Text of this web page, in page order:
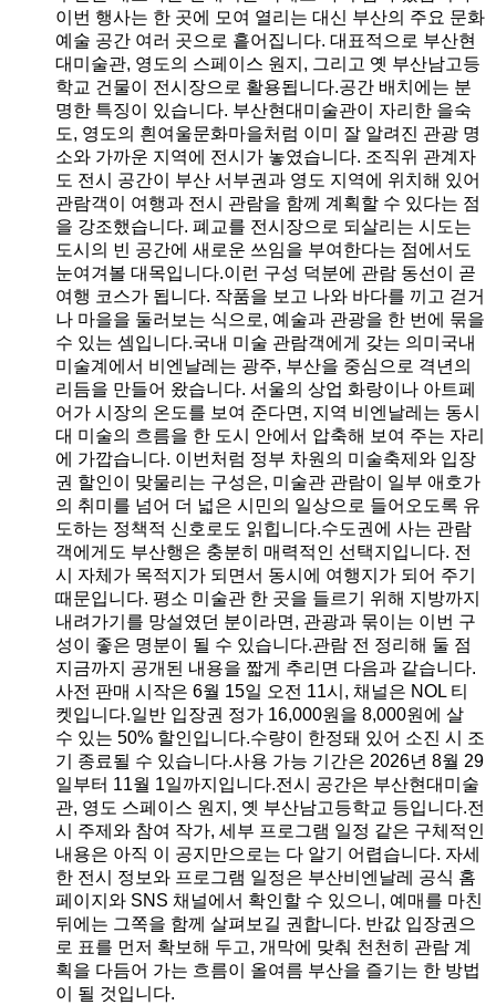
이번 행사는 한 곳에 모여 열리는 대신 부산의 주요 문화
예술 공간 여러 곳으로 흩어집니다. 대표적으로 부산현
대미술관, 영도의 스페이스 원지, 그리고 옛 부산남고등
학교 건물이 전시장으로 활용됩니다.공간 배치에는 분
명한 특징이 있습니다. 부산현대미술관이 자리한 을숙
도, 영도의 흰여울문화마을처럼 이미 잘 알려진 관광 명
소와 가까운 지역에 전시가 놓였습니다. 조직위 관계자
도 전시 공간이 부산 서부권과 영도 지역에 위치해 있어
관람객이 여행과 전시 관람을 함께 계획할 수 있다는 점
을 강조했습니다. 폐교를 전시장으로 되살리는 시도는
도시의 빈 공간에 새로운 쓰임을 부여한다는 점에서도
눈여겨볼 대목입니다.이런 구성 덕분에 관람 동선이 곧
여행 코스가 됩니다. 작품을 보고 나와 바다를 끼고 걷거
나 마을을 둘러보는 식으로, 예술과 관광을 한 번에 묶을
수 있는 셈입니다.국내 미술 관람객에게 갖는 의미국내
미술계에서 비엔날레는 광주, 부산을 중심으로 격년의
리듬을 만들어 왔습니다. 서울의 상업 화랑이나 아트페
어가 시장의 온도를 보여 준다면, 지역 비엔날레는 동시
대 미술의 흐름을 한 도시 안에서 압축해 보여 주는 자리
에 가깝습니다. 이번처럼 정부 차원의 미술축제와 입장
권 할인이 맞물리는 구성은, 미술관 관람이 일부 애호가
의 취미를 넘어 더 넓은 시민의 일상으로 들어오도록 유
도하는 정책적 신호로도 읽힙니다.수도권에 사는 관람
객에게도 부산행은 충분히 매력적인 선택지입니다. 전
시 자체가 목적지가 되면서 동시에 여행지가 되어 주기
때문입니다. 평소 미술관 한 곳을 들르기 위해 지방까지
내려가기를 망설였던 분이라면, 관광과 묶이는 이번 구
성이 좋은 명분이 될 수 있습니다.관람 전 정리해 둘 점
지금까지 공개된 내용을 짧게 추리면 다음과 같습니다.
사전 판매 시작은 6월 15일 오전 11시, 채널은 NOL 티
켓입니다.일반 입장권 정가 16,000원을 8,000원에 살
수 있는 50% 할인입니다.수량이 한정돼 있어 소진 시 조
기 종료될 수 있습니다.사용 가능 기간은 2026년 8월 29
일부터 11월 1일까지입니다.전시 공간은 부산현대미술
관, 영도 스페이스 원지, 옛 부산남고등학교 등입니다.전
시 주제와 참여 작가, 세부 프로그램 일정 같은 구체적인
내용은 아직 이 공지만으로는 다 알기 어렵습니다. 자세
한 전시 정보와 프로그램 일정은 부산비엔날레 공식 홈
페이지와 SNS 채널에서 확인할 수 있으니, 예매를 마친
뒤에는 그쪽을 함께 살펴보길 권합니다. 반값 입장권으
로 표를 먼저 확보해 두고, 개막에 맞춰 천천히 관람 계
획을 다듬어 가는 흐름이 올여름 부산을 즐기는 한 방법
이 될 것입니다.